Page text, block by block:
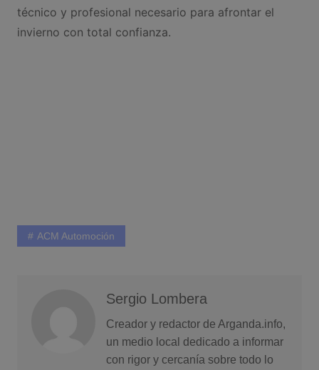
técnico y profesional necesario para afrontar el
invierno con total confianza.
ACM Automoción
Sergio Lombera
Creador y redactor de Arganda.info,
un medio local dedicado a informar
con rigor y cercanía sobre todo lo